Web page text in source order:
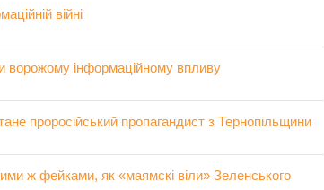
війні
ворожому інформаційному впливу
проросійський пропагандист з Тернопільщини
ж фейками, як «маямскі віли» Зеленського